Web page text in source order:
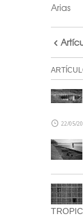
Arias
22/05/